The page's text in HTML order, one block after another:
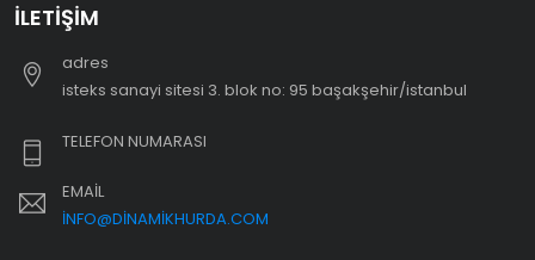
İLETIŞIM
adres
i̇steks sanayi sitesi 3. blok no: 95 başakşehir/i̇stanbul
TELEFON NUMARASI
EMAIL
INFO@DINAMIKHURDA.COM